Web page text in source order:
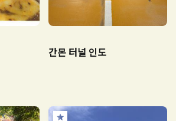
간몬 터널 인도